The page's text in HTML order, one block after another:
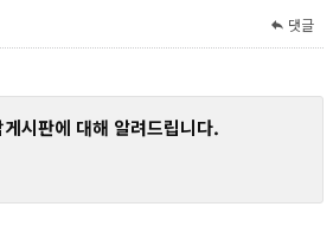
댓글
시판에 대해 알려드립니다.